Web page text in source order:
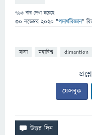
763 বার দেখা হয়েছে
30 নভেম্বর 2020 "পদার্থবিজ্ঞান"
মাত্রা মহাবিশ্ব dimantion
ফেসবুক